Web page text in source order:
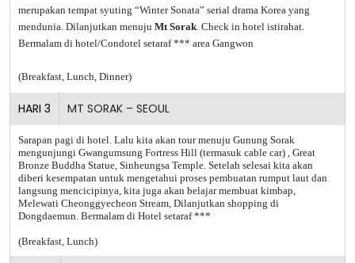
merupakan tempat syuting “Winter Sonata” serial drama Korea yang
mendunia. Dilanjutkan menuju Mt Sorak . Check in hotel istirahat.
Bermalam di hotel/Condotel setaraf *** area Gangwon
(Breakfast, Lunch, Dinner)
HARI 3 MT SORAK – SEOUL
Sarapan pagi di hotel. Lalu kita akan tour menuju Gunung Sorak
mengunjungi Gwangumsung Fortress Hill (termasuk cable car) , Great
Bronze Buddha Statue, Sinheungsa Temple. Setelah selesai kita akan
diberi kesempatan untuk mengetahui proses pembuatan rumput laut dan
langsung mencicipinya, kita juga akan belajar membuat kimbap,
Melewati Cheonggyecheon Stream, Dilanjutkan shopping di
Dongdaemun. Bermalam di Hotel setaraf ***
(Breakfast, Lunch)